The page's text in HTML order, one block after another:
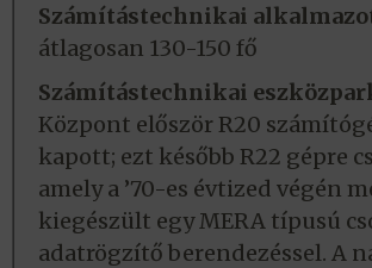
Számítástechnikai
átlagosan 130-150 fő
Számítástechnikai
Központ először R20
kapott; ezt később R22 gépre
amely a ’70-es évtized végén
kiegészült egy MERA típusú
adatrögzítő berendezéssel. A